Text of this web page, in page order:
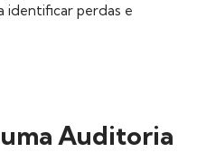
identificar perdas e
Auditoria